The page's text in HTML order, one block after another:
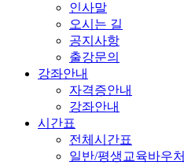
인사말
오시는 길
공지사항
출강문의
강좌안내
자격증안내
강좌안내
시간표
전체시간표
일반/평생교육바우처